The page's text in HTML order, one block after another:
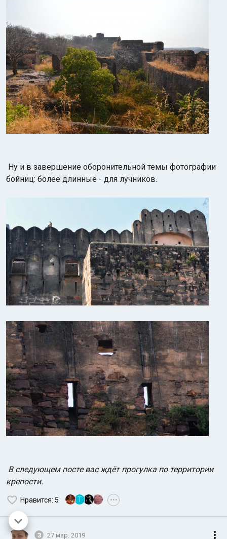
Ну и в завершение оборонительной темы фотографии
бойниц: более длинные - для лучников.
В следующем посте вас ждёт прогулка по территории
крепости.
Нравится: 5 T •••
3 27 мар. 2019